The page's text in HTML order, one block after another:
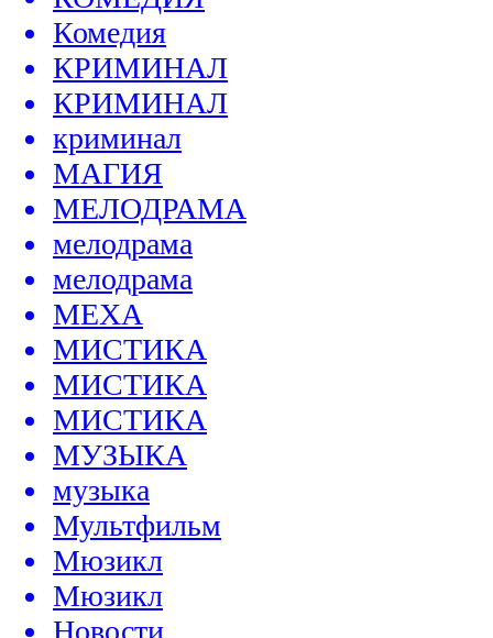
Комедия
КРИМИНАЛ
КРИМИНАЛ
криминал
МАГИЯ
МЕЛОДРАМА
мелодрама
мелодрама
МЕХА
МИСТИКА
МИСТИКА
МИСТИКА
МУЗЫКА
музыка
Мультфильм
Мюзикл
Мюзикл
Новости